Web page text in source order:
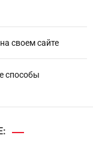
своем сайте
способы